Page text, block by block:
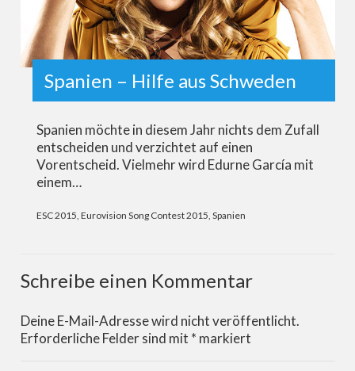
Spanien – Hilfe aus Schweden
Spanien möchte in diesem Jahr nichts dem Zufall
entscheiden und verzichtet auf einen
Vorentscheid. Vielmehr wird Edurne García mit
einem…
ESC 2015 Eurovision Song Contest 2015 Spanien
Schreibe einen Kommentar
Deine E-Mail-Adresse wird nicht veröffentlicht.
Erforderliche Felder sind mit * markiert